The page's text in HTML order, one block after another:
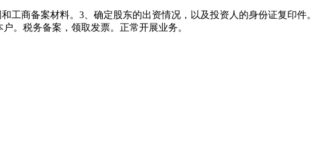
商备案材料。3、确定股东的出资情况，以及投资人的身份证复印件。
。税务备案，领取发票。正常开展业务。